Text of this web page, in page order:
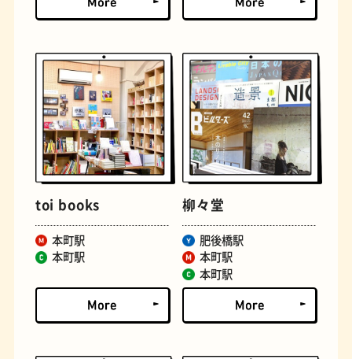
文房具 おにぎり
とうふ 床
toi books
本町駅
本町駅
柳々堂
肥後橋駅
本町駅
本町駅